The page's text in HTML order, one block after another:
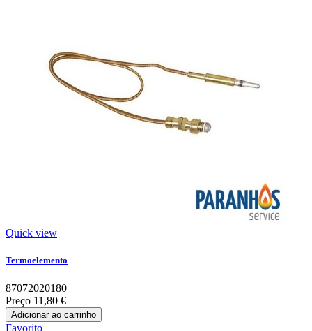
Quick view
Termoelemento
87072020180
Preço 11,80 €
Adicionar ao carrinho
Favorito